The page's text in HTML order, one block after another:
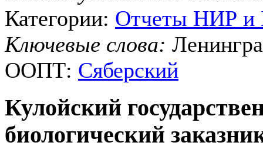
Категории: Отчеты НИР
Ключевые слова:
ООПТ: Сяберский
Кулойский
биологический